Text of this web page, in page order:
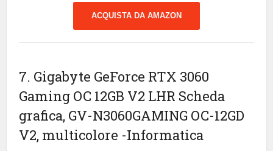
ACQUISTA DA AMAZON
7. Gigabyte GeForce RTX 3060
Gaming OC 12GB V2 LHR Scheda
grafica, GV-N3060GAMING OC-12GD
V2, multicolore -Informatica